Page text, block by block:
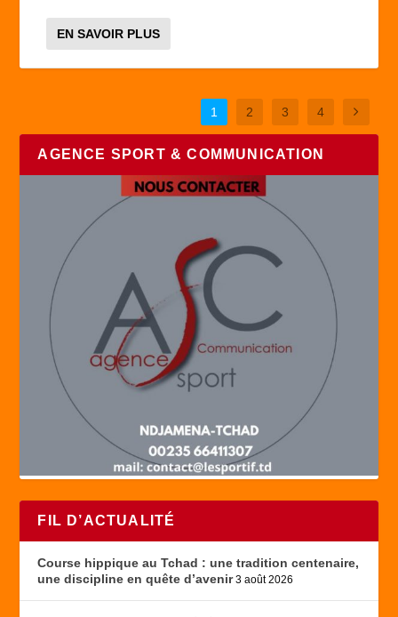
EN SAVOIR PLUS
1 2 3 4
AGENCE SPORT & COMMUNICATION
FIL D’ACTUALITÉ
Course hippique au Tchad : une tradition centenaire,
une discipline en quête d’avenir 3 août 2026